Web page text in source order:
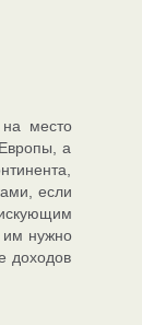
место
а
если
им нужно
доходов